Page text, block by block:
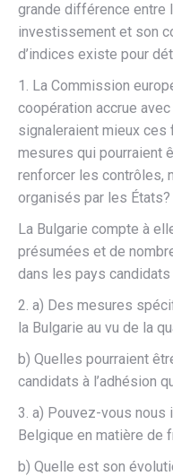
grande différence entre
investissement et son
d’indices existe pour
1. La Commission
coopération accrue
signaleraient mieux
mesures qui pourraient
renforcer les contrôles,
organisés par les États?
La Bulgarie compte à
présumées et de
dans les pays candidats
2. a) Des mesures
la Bulgarie au vu de la
b) Quelles pourraient
candidats à l’adhésion
3. a) Pouvez-vous nous
Belgique en matière de
b) Quelle est son